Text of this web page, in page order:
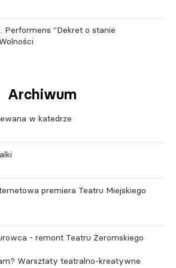
Performens "Dekret o stanie
Archiwum
w katedrze
premiera Teatru Miejskiego
- remont Teatru Żeromskiego
Warsztaty teatralno-kreatywne